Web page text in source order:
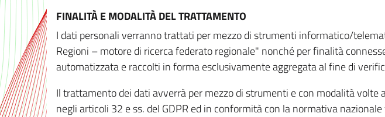
FINALITÀ E MODALITÀ DEL TRATTAMENTO
I dati personali verranno trattati per mezzo di strumenti informatico/
Regioni – motore di ricerca federato regionale" nonché per finalità
automatizzata e raccolti in forma esclusivamente aggregata al fine di
Il trattamento dei dati avverrà per mezzo di strumenti e con modalità
negli articoli 32 e ss. del GDPR ed in conformità con la normativa